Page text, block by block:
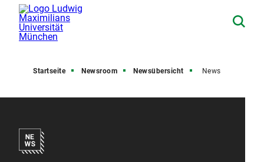
Startseite Newsroom Newsübersicht News